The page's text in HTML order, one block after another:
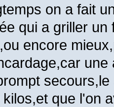
on a fait
qui a griller
encore
kilos,et que l'on